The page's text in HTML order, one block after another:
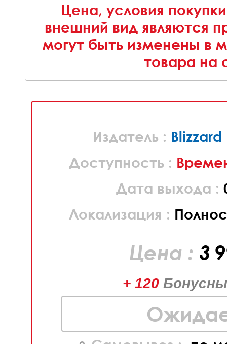
Цена, условия
внешний вид являются
могут быть изменены в
товара на
Издатель :
Доступность :
Дата выхода :
Локализация :
Цена : 3
+ 120